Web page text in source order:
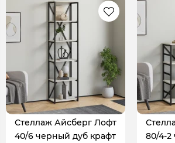
Стеллаж Айсберг Лофт
40/6 черный дуб крафт
80/4-